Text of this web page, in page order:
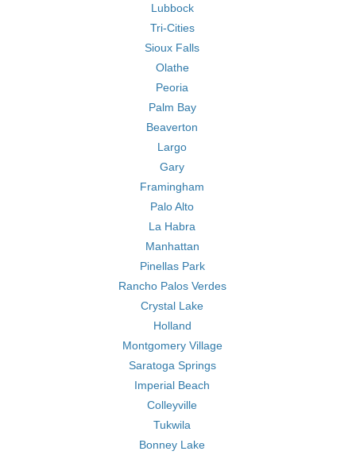
Lubbock
Tri-Cities
Sioux Falls
Olathe
Peoria
Palm Bay
Beaverton
Largo
Gary
Framingham
Palo Alto
La Habra
Manhattan
Pinellas Park
Rancho Palos Verdes
Crystal Lake
Holland
Montgomery Village
Saratoga Springs
Imperial Beach
Colleyville
Tukwila
Bonney Lake